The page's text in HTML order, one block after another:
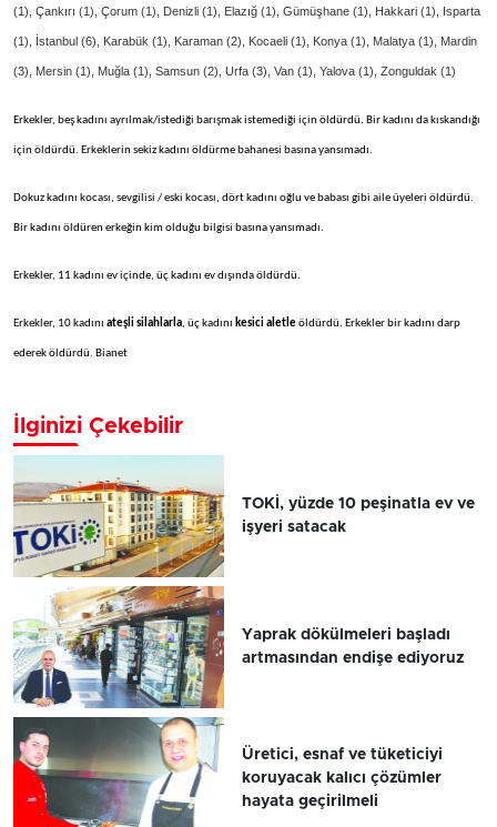
(1), Çankırı (1), Çorum (1), Denizli (1), Elazığ (1), Gümüşhane (1), Hakkari (1), Isparta
(1), İstanbul (6), Karabük (1), Karaman (2), Kocaeli (1), Konya (1), Malatya (1), Mardin
(3), Mersin (1), Muğla (1), Samsun (2), Urfa (3), Van (1), Yalova (1), Zonguldak (1)
Erkekler, beş kadını ayrılmak/istediği barışmak istemediği için öldürdü. Bir kadını da kıskandığı
için öldürdü. Erkeklerin sekiz kadını öldürme bahanesi basına yansımadı.
Dokuz kadını kocası, sevgilisi / eski kocası, dört kadını oğlu ve babası gibi aile üyeleri öldürdü.
Bir kadını öldüren erkeğin kim olduğu bilgisi basına yansımadı.
Erkekler, 11 kadını ev içinde, üç kadını ev dışında öldürdü.
Erkekler, 10 kadını ateşli silahlarla, üç kadını kesici aletleöldürdü. Erkekler bir kadını darp
ederek öldürdü. Bianet
İlginizi Çekebilir
TOKİ, yüzde 10 peşinatla ev ve
işyeri satacak
Yaprak dökülmeleri başladı
artmasından endişe ediyoruz
Üretici, esnaf ve tüketiciyi
koruyacak kalıcı çözümler
hayata geçirilmeli